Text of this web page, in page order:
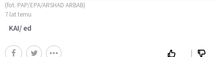
(fot. PAP/EPA/ARSHAD ARBAB)
7 lat temu
KAI/ ed